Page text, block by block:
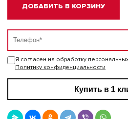
ДОБАВИТЬ В КОРЗИНУ
Я согласен на обработку
Политику конфиденциальности
Купить в 1